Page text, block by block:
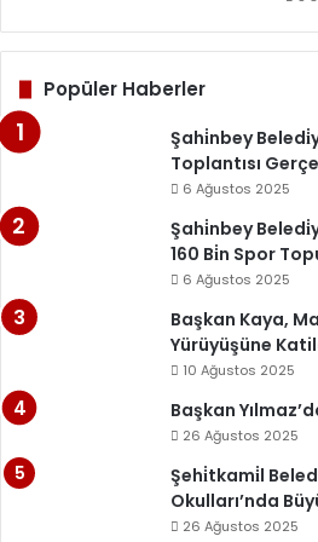
Popüler Haberler
Şahi̇nbey
Toplantısı
6 Ağustos 2025
Şahi̇nbey
160 Bi̇n Spor
6 Ağustos 2025
Başkan Kaya,
Yürüyüşüne
10 Ağustos 2025
Başkan
26 Ağustos 2025
Şehi̇tkami̇l
Okulları’nda
26 Ağustos 2025